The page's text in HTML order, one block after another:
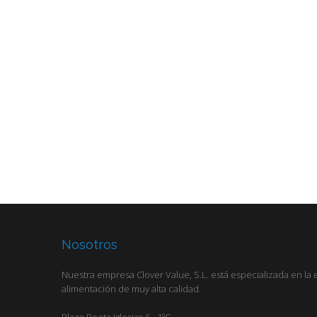
Nosotros
Nuestra empresa Clover Value, S.L. está especializada en
alimentación de muy alta calidad.